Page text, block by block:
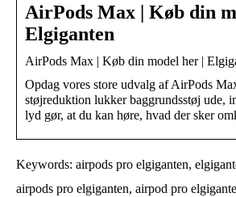
AirPods Max | Køb din
Elgiganten
AirPods Max | Køb din model her |
Opdag vores store udvalg af AirPods
støjreduktion lukker baggrundsstøj ude,
lyd gør, at du kan høre, hvad der sker
Keywords: airpods pro elgiganten,
airpods pro elgiganten, airpod pro